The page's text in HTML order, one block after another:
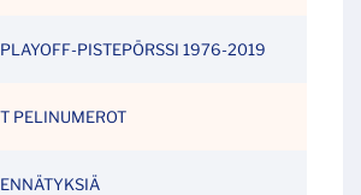
PISTEPÖRSSI 1976-2019
PELINUMEROT